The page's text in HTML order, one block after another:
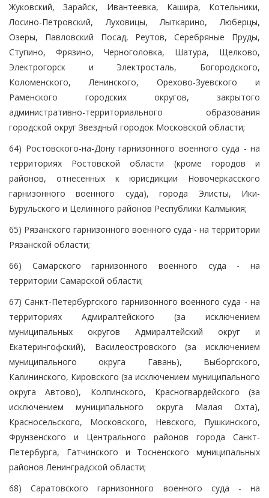
Жуковский, Зарайск, Ивантеевка, Кашира, Котельники,
Лосино-Петровский, Луховицы, Лыткарино, Люберцы,
Озеры, Павловский Посад, Реутов, Серебряные Пруды,
Ступино, Фрязино, Черноголовка, Шатура, Щелково,
Электрогорск и Электросталь, Богородского,
Коломенского, Ленинского, Орехово-Зуевского и
Раменского городских округов, закрытого
административно-территориального образования
городской округ Звездный городок Московской области;
64) Ростовского-на-Дону гарнизонного военного суда - на
территориях Ростовской области (кроме городов и
районов, отнесенных к юрисдикции Новочеркасского
гарнизонного военного суда), города Элисты, Ики-
Бурульского и Целинного районов Республики Калмыкия;
65) Рязанского гарнизонного военного суда - на территории
Рязанской области;
66) Самарского гарнизонного военного суда - на
территории Самарской области;
67) Санкт-Петербургского гарнизонного военного суда - на
территориях Адмиралтейского (за исключением
муниципальных округов Адмиралтейский округ и
Екатерингофский), Василеостровского (за исключением
муниципального округа Гавань), Выборгского,
Калининского, Кировского (за исключением муниципального
округа Автово), Колпинского, Красногвардейского (за
исключением муниципального округа Малая Охта),
Красносельского, Московского, Невского, Пушкинского,
Фрунзенского и Центрального районов города Санкт-
Петербурга, Гатчинского и Тосненского муниципальных
районов Ленинградской области;
68) Саратовского гарнизонного военного суда - на